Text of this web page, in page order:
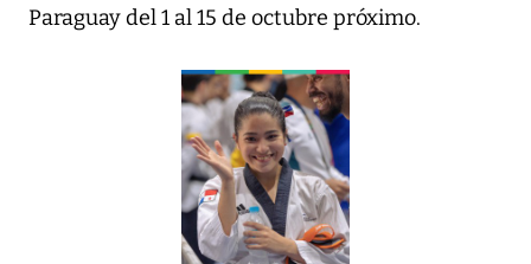
Paraguay del 1 al 15 de octubre próximo.